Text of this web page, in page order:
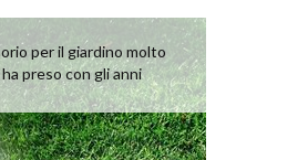
per il giardino molto
preso con gli anni